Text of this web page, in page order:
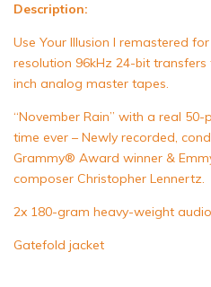
Description:
Use Your Illusion I remastered
resolution 96kHz 24-bit
inch analog master tapes.
“November Rain” with a real
time ever – Newly recorded,
Grammy® Award winner &
composer Christopher Lennertz.
2x 180-gram heavy-weight
Gatefold jacket